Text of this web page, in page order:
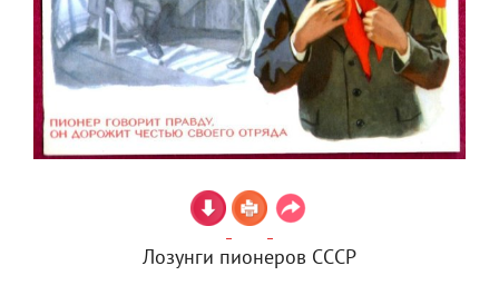
Лозунги пионеров СССР